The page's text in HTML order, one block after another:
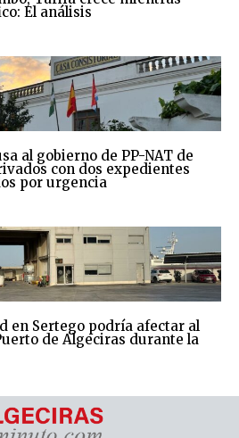
El análisis
al gobierno de PP-NAT de
con dos expedientes
por urgencia
en Sertego podría afectar al
de Algeciras durante la